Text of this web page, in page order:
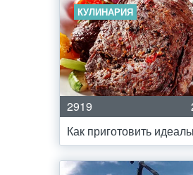
КУЛИНАРИЯ
2919
Как приготовить